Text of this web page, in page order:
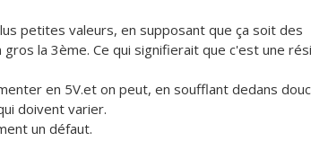
petites valeurs, en supposant que ça soit des
la 3ème. Ce qui signifierait que c'est une
en 5V.et on peut, en soufflant dedans
doivent varier.
un défaut.